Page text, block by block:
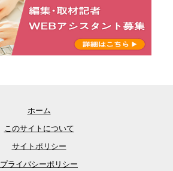
ホーム
このサイトについて
サイトポリシー
プライバシーポリシー